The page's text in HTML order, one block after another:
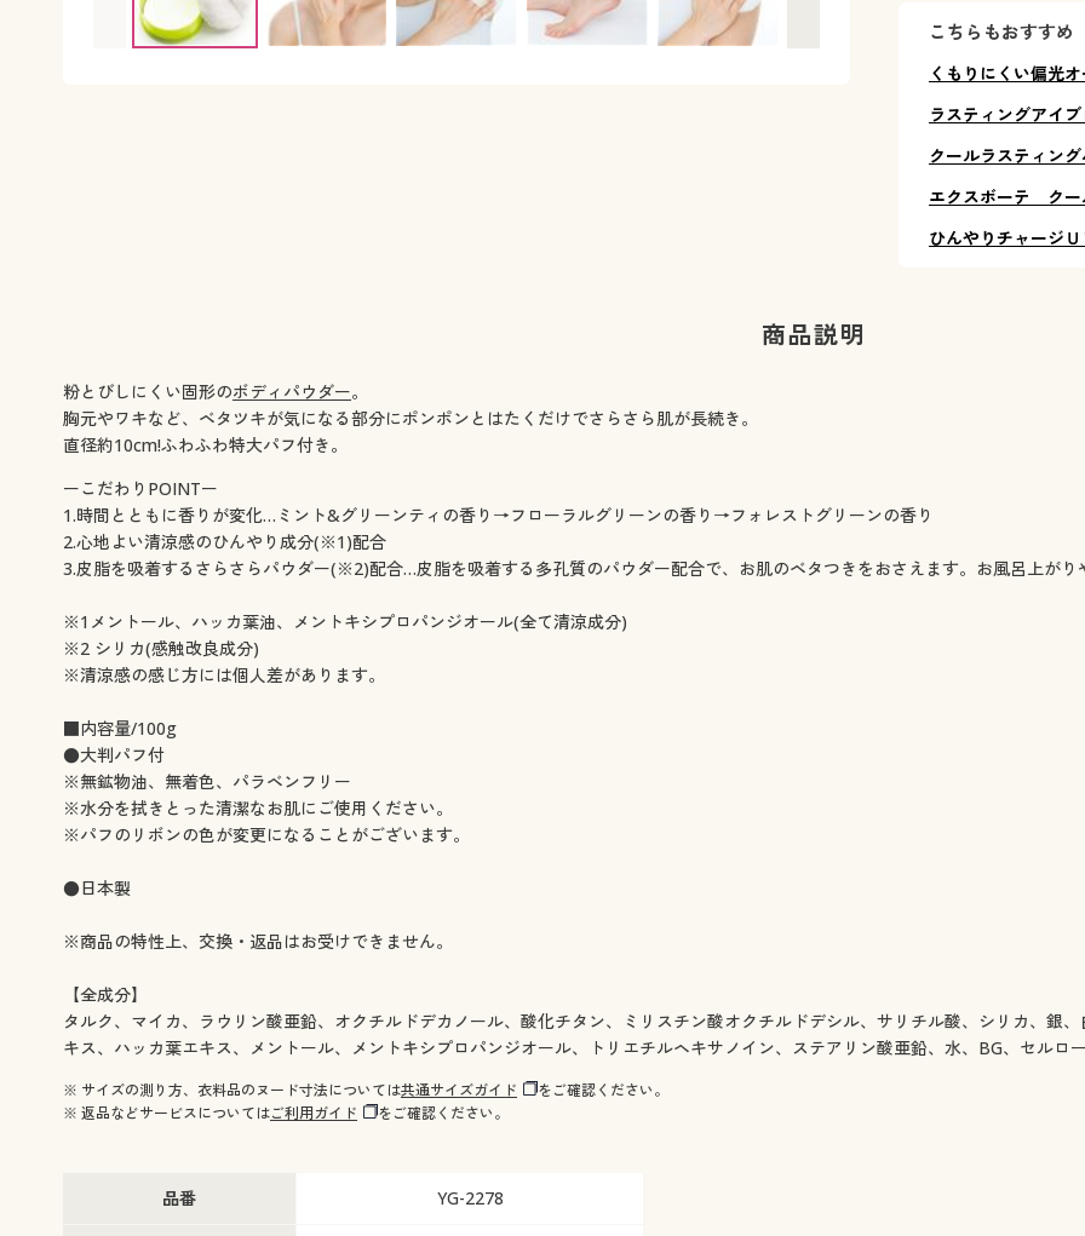
こちらもおすすめ
くもりにくい偏光
ラスティングアイブ
クールラスティン
エクスボーテ クー
ひんやりチャージ
商品説明
粉とびしにくい固形のボディパウダー。
胸元やワキなど、ベタツキが気になる部分にポンポンとはたくだけでさらさら肌が長続き。
直径約10cm!ふわふわ特大パフ付き。
ーこだわりPOINTー
1.時間とともに香りが変化…ミント&グリーンティの香り→フローラルグリーンの香り→フォレストグリーンの香り
2.心地よい清涼感のひんやり成分(※1)配合
3.皮脂を吸着するさらさらパウダー(※2)配合…皮脂を吸着する多孔質のパウダー配合で、お肌のベタつきをおさえます。お風呂上がり
※1メントール、ハッカ葉油、メントキシプロパンジオール(全て清涼成分)
※2 シリカ(感触改良成分)
※清涼感の感じ方には個人差があります。
■内容量/100g
●大判パフ付
※無鉱物油、無着色、パラベンフリー
※水分を拭きとった清潔なお肌にご使用ください。
※パフのリボンの色が変更になることがございます。
●日本製
※商品の特性上、交換・返品はお受けできません。
【全成分】
タルク、マイカ、ラウリン酸亜鉛、オクチルドデカノール、酸化チタン、ミリスチン酸オクチルドデシル、サリチル酸、シリカ、銀
キス、ハッカ葉エキス、メントール、メントキシプロパンジオール、トリエチルヘキサノイン、ステアリン酸亜鉛、水、BG、セルロ
※ サイズの測り方、衣料品のヌード寸法については共通サイズガイド
をご確認ください。
※ 返品などサービスについてはご利用ガイド をご確認ください。
品番 YG-2278